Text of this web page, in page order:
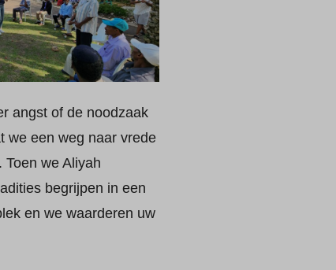
angst of de noodzaak
we een weg naar vrede
we Aliyah
begrijpen in een
en we waarderen uw